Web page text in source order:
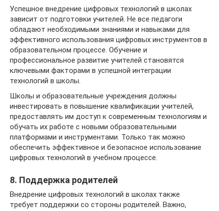
Успешное внедрение цифровых технологий в школах
зависит от подготовки учителей. Не все педагоги
обладают необходимыми знаниями и навыками для
эффективного использования цифровых инструментов в
образовательном процессе. Обучение и
профессиональное развитие учителей становятся
ключевыми факторами в успешной интеграции
технологий в школы.
Школы и образовательные учреждения должны
инвестировать в повышение квалификации учителей,
предоставлять им доступ к современным технологиям и
обучать их работе с новыми образовательными
платформами и инструментами. Только так можно
обеспечить эффективное и безопасное использование
цифровых технологий в учебном процессе.
8. Поддержка родителей
Внедрение цифровых технологий в школах также
требует поддержки со стороны родителей. Важно,